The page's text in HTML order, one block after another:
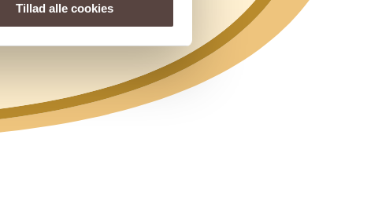
Tillad alle cookies